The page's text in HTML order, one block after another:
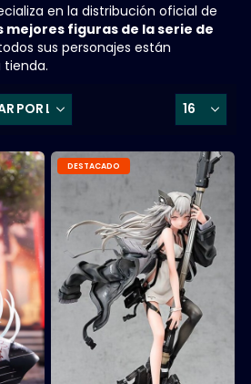
en la distribución oficial de
mejores figuras de la serie de
sus personajes están
tienda.
DESTACADO